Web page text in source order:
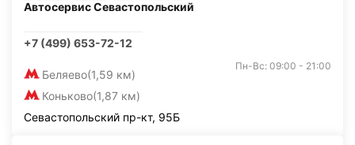
Автосервис Севастопольский
+7 (499) 653-72-12
Беляево(1,59 км)
Коньково(1,87 км)
Пн-Вс: 09:00 - 21:00
Севастопольский пр-кт, 95Б